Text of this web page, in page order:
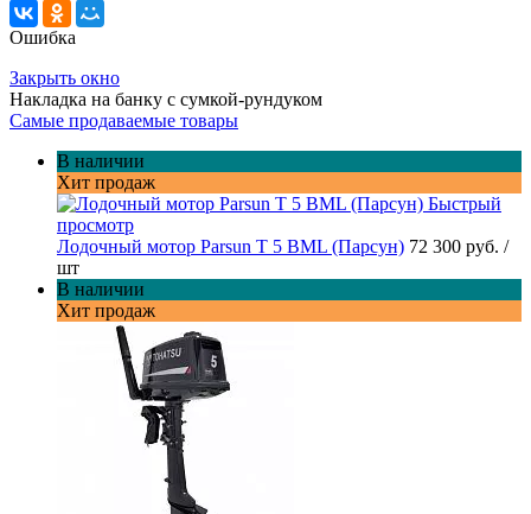
Ошибка
Закрыть окно
Накладка на банку с сумкой-рундуком
Самые продаваемые товары
В наличии
Хит продаж
Быстрый
просмотр
Лодочный мотор Parsun T 5 BML (Парсун) 72 300 руб. /
шт
В наличии
Хит продаж